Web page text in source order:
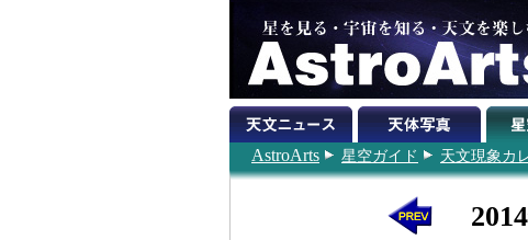
AstroArts 星空ガイド 天文現象カ